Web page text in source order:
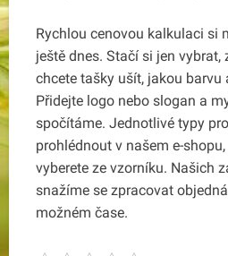
Rychlou cenovou kalkulaci si
ještě dnes. Stačí si jen vybrat,
chcete tašky ušít, jakou barvu
Přidejte logo nebo slogan a
spočítáme. Jednotlivé typy
prohlédnout v našem e-
vyberete ze vzorníku. Našich
snažíme se zpracovat
možném čase.